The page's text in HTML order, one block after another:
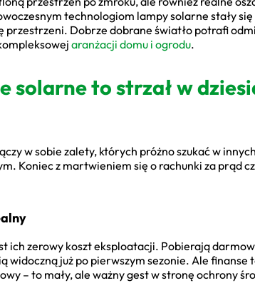
technologiom lampy solarne stały
przestrzeni. Dobrze dobrane światło potrafi
aranżacji domu i ogrodu.
solarne to strzał w
w sobie zalety, których próżno szukać w
Koniec z martwieniem się o rachunki za prąd
ich zerowy koszt eksploatacji. Pobierają
widoczną już po pierwszym sezonie. Ale
– to mały, ale ważny gest w stronę ochrony